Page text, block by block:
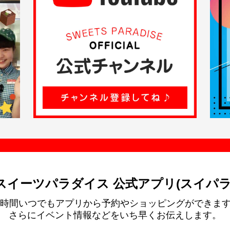
イーツパラダイス 公式アプリ(スイパ
間いつでもアプリから予約やショッピングができま
さらにイベント情報などをいち早くお伝えします。